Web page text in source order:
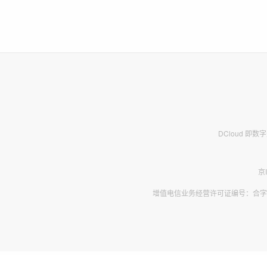
DCloud 即数
增值电信业务经营许可证编号：合